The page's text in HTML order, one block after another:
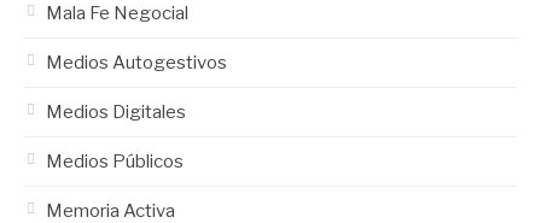
Mala Fe Negocial
Medios Autogestivos
Medios Digitales
Medios Públicos
Memoria Activa